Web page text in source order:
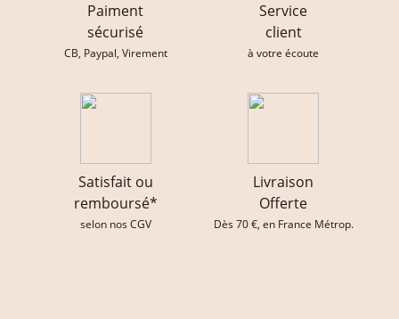
Paiment
sécurisé
CB, Paypal, Virement
Service
client
à votre écoute
Satisfait ou
remboursé*
selon nos CGV
Livraison
Offerte
Dès 70 €, en France Métrop.